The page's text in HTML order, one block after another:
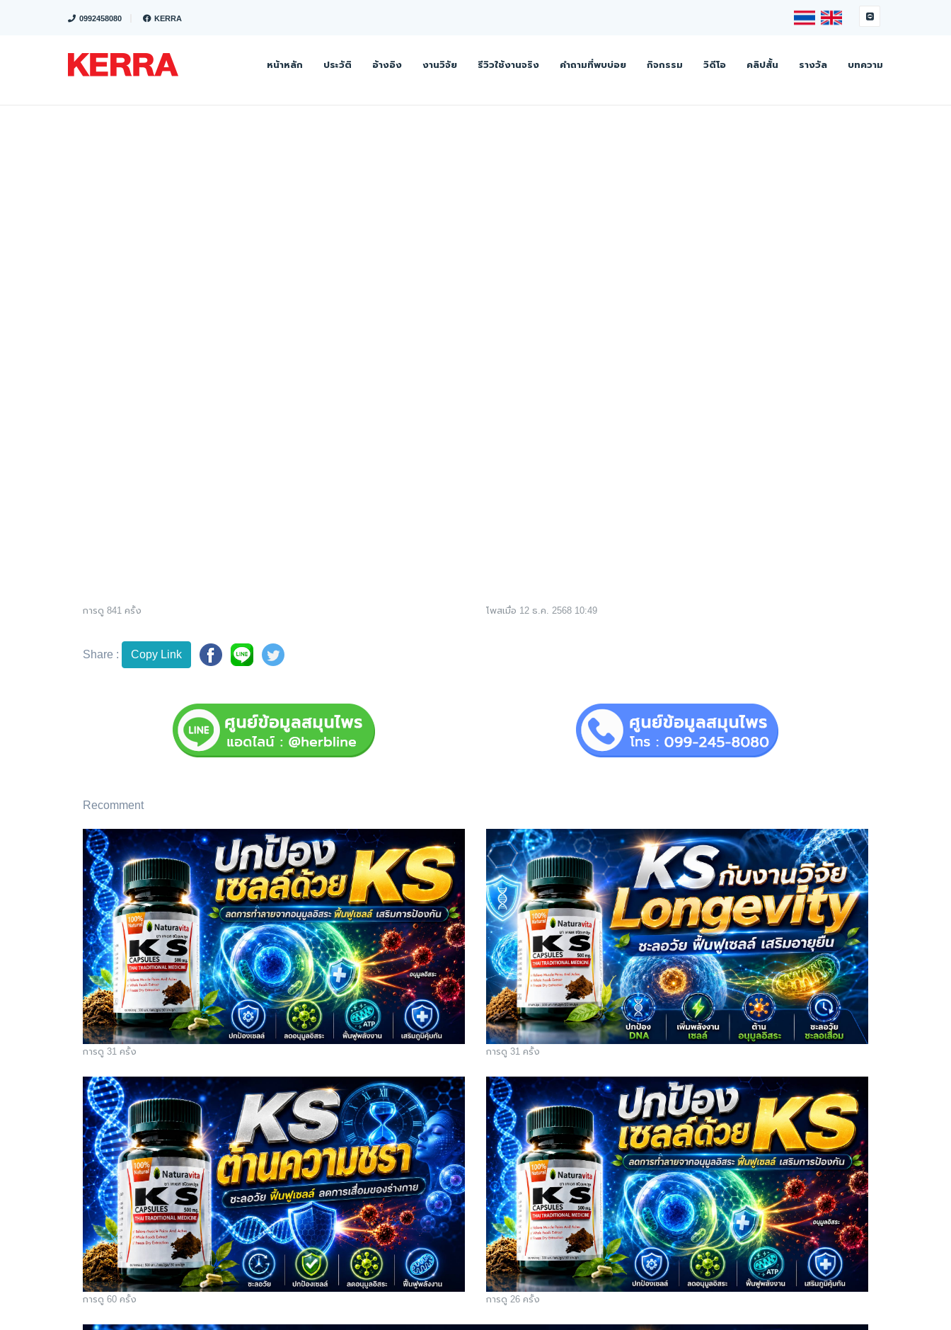
0992458080 KERRA
หน้าหลัก ประวัติ อ้างอิง งานวิจัย รีวิวใช้งานจริง คำถามที่พบบ่อย กิจกรรม วิดีโอ คลิปสั้น รางวัล บทความ
การดู 841 ครั้ง โพสเมื่อ 12 ธ.ค. 2568 10:49
Share : Copy Link
Recomment
การดู 31 ครั้ง การดู 31 ครั้ง
การดู 60 ครั้ง การดู 26 ครั้ง